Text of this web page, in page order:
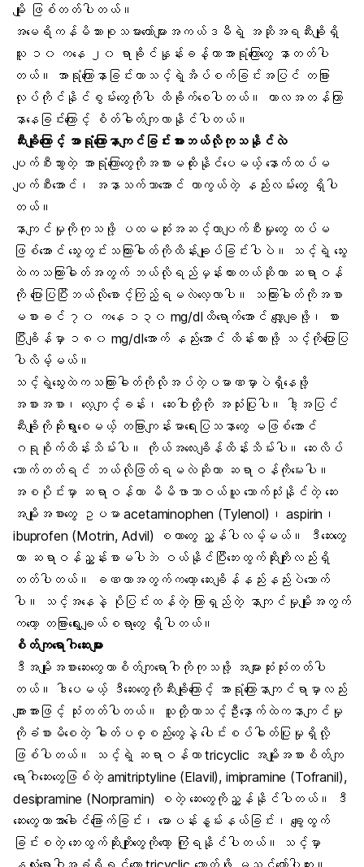
မျိုး ဖြစ်တတ်ပါတယ်။
အမေရိကန်မိသားစုသမားတော်များအကယ်ဒမီရဲ့ အဆိုအရဆီးချိုရှိ
သူ ၁၀ ကနေ ၂၀ ရာခိုင်နှုန်းခန့်ဟာအာရုံကြောတွေ နာတတ်ပါ
တယ်။ အာရုံကြောနာခြင်းဟာသင့်ရဲ့အိပ်စက်ခြင်းအပြင် တခြား
လုပ်ကိုင်နိုင်စွမ်းတွေကိုပါ ထိခိုက်စေပါတယ်။ ကာလအတန်ကြာ
နာနေခြင်းကြောင့် စိတ်ဓါတ်ကျလာနိုင်ပါတယ်။
ဆီးချိုကြောင့် အာရုံကြောနာကျင်ခြင်းအားဘယ်လိုကုသနိုင်လဲ
ပျက်စီးသွားတဲ့ အာရုံကြောတွေကိုအစားမထိုးနိုင်ပေမယ့် နောက်ထပ်မ
ပျက်စီးအောင်၊ အနာသက်သာအောင် ကာကွယ်တဲ့ နည်းလမ်းတွေ ရှိပါ
တယ်။
နာကျင်မှုကိုကုသဖို့ ပထမဆုံးအဆင့်ဟာပျက်စီးမှုတွေ ထပ်မ
ဖြစ်အောင် သွေးတွင်းသကြားဓါတ်ကိုထိန်းချုပ်ခြင်းပါပဲ။ သင့်ရဲ့ သွေး
ထဲကသကြားဓါတ်အတွက် ဘယ်လိုရည်မှန်းထားတယ်ဆိုတာ ဆရာဝန်
ကို ပြောပြပြီးဘယ်လိုစောင့်ကြည့်ရမလဲလေ့လာပါ။ သကြားဓါတ်ကိုအစာ
မစားခင် ၇၀ ကနေ ၁၃၀ mg/dlထိရောက်အောင် လျှော့ချဖို့၊ စား
ပြီးချိန်မှာ ၁၈၀ mg/dlအောက် နည်းအောင် ထိန်းထားဖို့ သင့်ကိုပြောပြ
ပါလိမ့်မယ်။
သင့်ရဲ့သွေးထဲကသကြားဓါတ်ကိုလိုအပ်တဲ့ပမာဏမှာပဲရှိနေဖို့
အစားအစာ၊ လေ့ကျင့်ခန်း၊ ဆေးဝါးတို့ကို အသုံးပြုပါ။ ဒါ့အပြင်
ဆီးချိုကိုဆိုးရွားစေမယ့် တခြားကျန်းမာရေးပြသနာတွေ မဖြစ်အောင်
ဂရုစိုက်ထိန်းသိမ်းပါ။ ကိုယ်အလေးချိန်ထိန်းသိမ်းပါ။ ဆေးလိပ်
သောက်တတ်ရင် ဘယ်လိုဖြတ်ရမလဲဆိုတာ ဆရာဝန်ကိုမေးပါ။
အစပိုင်းမှာ ဆရာဝန်ဟာ မိမိဖာသာဝယ်ယူ သောက်သုံးနိုင်တဲ့ ဆေး
အမျိုးအစားတွေ ဥပမာ acetaminophen (Tylenol)၊ aspirin၊
ibuprofen (Motrin, Advil) စတာတွေ ညွှန်ပါလမ့်မယ်။ ဒီဆေးတွေ
ဟာ ဆရာဝန်ညွှန်းစာမပါဘဲ ဝယ်နိုင်ပြီးဘေးထွက်ဆိုးကျိုးလည်းရှိ
တတ်ပါတယ်။ ခဏတာအတွက်ကတော့ ဆေးချိန်နည်းနည်းပဲသောက်
ပါ။ သင့်အနေနဲ့ ပိုပြင်းထန်တဲ့ ကြာရှည်တဲ့ နာကျင်မှုမျိုးအတွက်
ကတော့ တခြားရွေးချယ်စရာတွေ ရှိပါတယ်။
စိတ်ကျရောဂါဆေးများ
ဒီအမျိုးအစားဆေးတွေဟာစိတ်ကျရောဂါကိုကုသဖို့ အများဆုံးသုံးတတ်ပါ
တယ်။ ဒါပေမယ့် ဒီဆေးတွေကိုဆီးချိုကြောင့် အာရုံကြောနာကျင်ရာမှာလည်း
အျားအားဖြင့် သုံးတတ်ပါတယ်။ သူတို့ဟာသင့်ဦးနှောက်ထဲကနာကျင်မှု
ကိုခံစားမိစေတဲ့ ဓါတ်ပစ္စည်းတွေနဲ့ ပေါင်းစပ်ဓါတ်ပြုမှုရှိလို့
ဖြစ်ပါတယ်။ သင့်ရဲ့ ဆရာဝန်ဟာ tricyclic အမျိုးအစားစိတ်ကျ
ရောဂါဆေးတွေဖြစ်တဲ့ amitriptyline (Elavil), imipramine (Tofranil),
desipramine (Norpramin) စတဲ့ ဆေးတွေကိုညွှန်နိုင်ပါတယ်။ ဒီ
ဆေးတွေဟာအာခေါင်ခြောက်ခြင်း၊ မောပန်းနွမ်းနယ်ခြင်း၊ ချွေးထွက်
ခြင်းစတဲ့ ဘေးထွက်ဆိုးကျိုးတွေကိုတော့ ကြုံရနိုင်ပါတယ်။ သင့်မှာ